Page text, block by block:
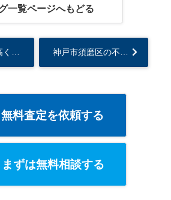
一覧ページへもどる
無料査定を依頼する
まずは無料相談する